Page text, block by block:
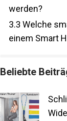
werden?
3.3 Welche
einem Smart
Beliebte